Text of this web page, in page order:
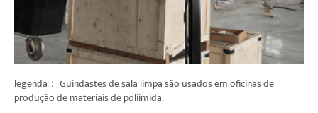
legenda： Guindastes de sala limpa são usados em oficinas de
produção de materiais de poliimida.